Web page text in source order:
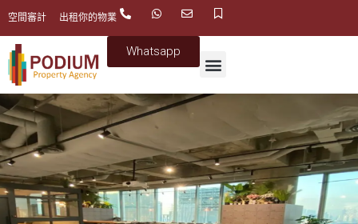
空間審計 出租你的物業
Whatsapp